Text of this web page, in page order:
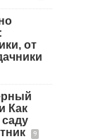
от
Как
саду
9